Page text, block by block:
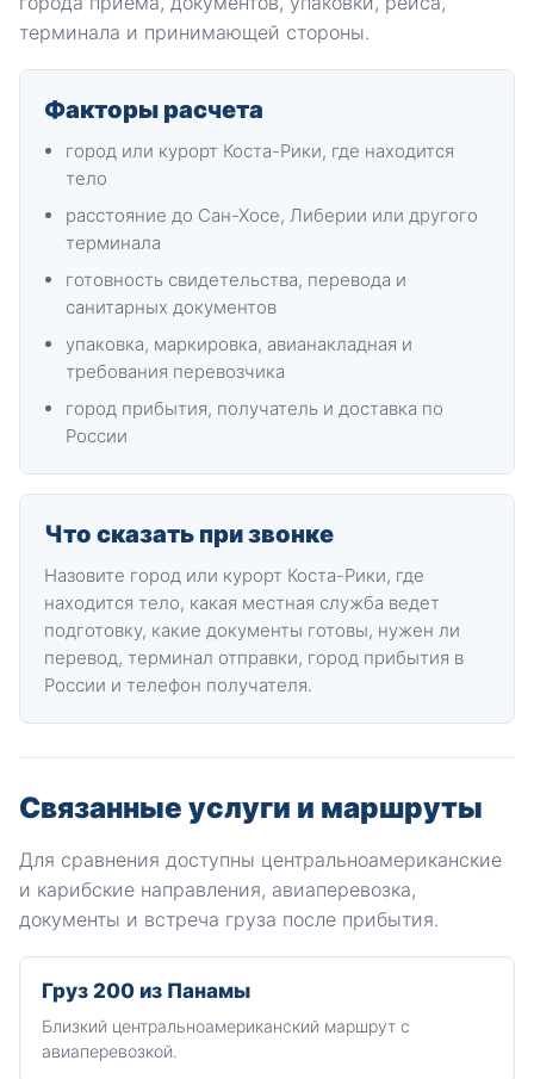
терминала и принимающей стороны.
Факторы расчета
город или курорт Коста-Рики, где находится
тело
расстояние до Сан-Хосе, Либерии или другого
терминала
готовность свидетельства, перевода и
санитарных документов
упаковка, маркировка, авианакладная и
требования перевозчика
город прибытия, получатель и доставка по
России
Что сказать при звонке
Назовите город или курорт Коста-Рики, где
находится тело, какая местная служба ведет
подготовку, какие документы готовы, нужен ли
перевод, терминал отправки, город прибытия в
России и телефон получателя.
Связанные услуги и маршруты
Для сравнения доступны центральноамериканские
и карибские направления, авиаперевозка,
документы и встреча груза после прибытия.
Груз 200 из Панамы
Близкий центральноамериканский маршрут с
авиаперевозкой.